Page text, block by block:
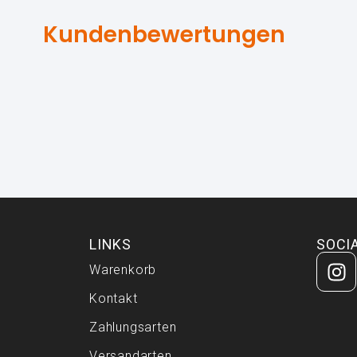
Kundenbewertungen
LINKS
Warenkorb
Kontakt
Zahlungsarten